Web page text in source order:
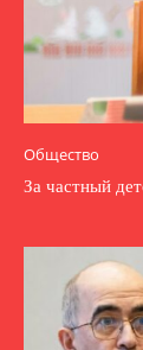
Общество
За частный